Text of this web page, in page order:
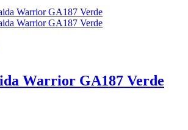
Warrior GA187 Verde